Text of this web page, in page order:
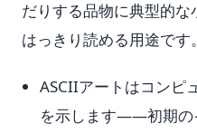
だりする品物に典型的
はっきり読める用途です。
ASCIIアートはコンピ
を示します——初期の